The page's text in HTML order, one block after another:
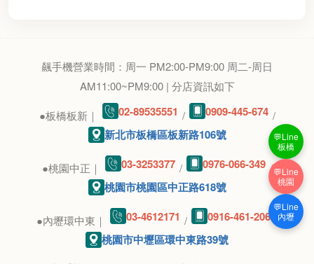
飆手機營業時間：周一 PM2:00-PM9:00 周二-周日
AM11:00~PM9:00 | 分店資訊如下
●板橋板新｜
02-89535551 / 0909-445-674 /
新北市板橋區板新路106號
●桃園中正｜ 03-3253377 / 0976-066-349 /
桃園市桃園區中正路618號
●內壢環中東｜ 03-4612171 / 0916-461-206/
桃園市中壢區環中東路39號
💬Line
板橋
💬Line
桃園
💬Line
內壢